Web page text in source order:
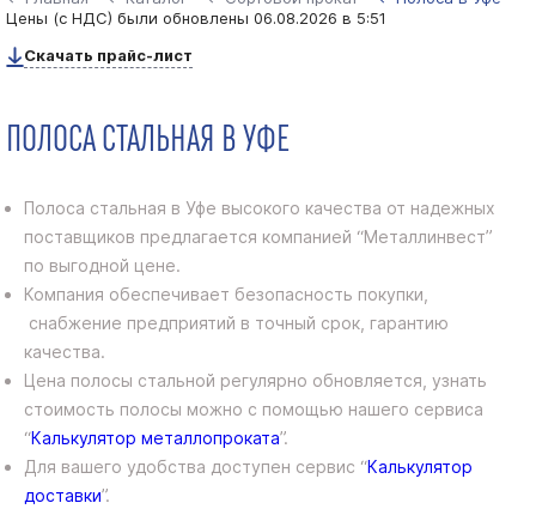
Цены (с НДС) были обновлены 06.08.2026 в 5:51
Скачать прайс-лист
ПОЛОСА СТАЛЬНАЯ В УФЕ
Полоса стальная в Уфе высокого качества от надежных
поставщиков предлагается компанией “Металлинвест”
по выгодной цене.
Компания обеспечивает безопасность покупки,
снабжение предприятий в точный срок, гарантию
качества.
Цена полосы стальной регулярно обновляется, узнать
стоимость полосы можно с помощью нашего сервиса
“Калькулятор металлопроката”.
Для вашего удобства доступен сервис “Калькулятор
доставки”.